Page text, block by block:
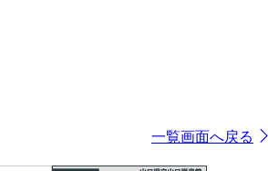
一覧画面へ戻る